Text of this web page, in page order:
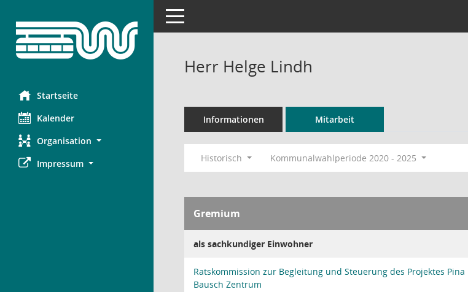
Startseite
Kalender
Organisation
Impressum
Toggle navigation
Herr Helge Lindh
Informationen Mitarbeit
Historisch Kommunalwahlperiode 2020 - 2025
Gremium
als sachkundiger Einwohner
Ratskommission zur Begleitung und Steuerung des Projektes Pina
Bausch Zentrum